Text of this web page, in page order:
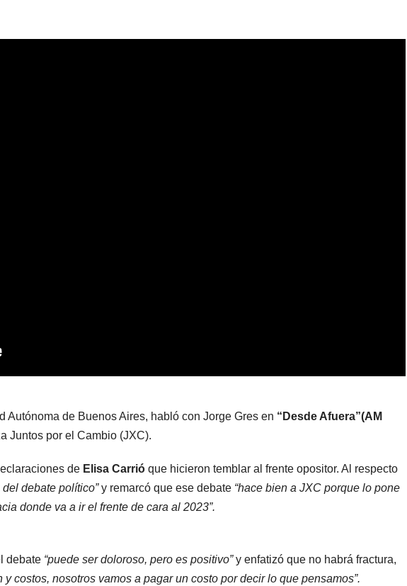
Autónoma de Buenos Aires, habló con Jorge Gres en “Desde Afuera”(AM
Juntos por el Cambio (JXC).
de Elisa Carrió que hicieron temblar al frente opositor. Al respecto
del debate político”y remarcó que ese debate “hace bien a JXC porque lo pone
donde va a ir el frente de cara al 2023”.
debate “puede ser doloroso, pero es positivo”y enfatizó que no habrá fractura,
y costos, nosotros vamos a pagar un costo por decir lo que pensamos”.